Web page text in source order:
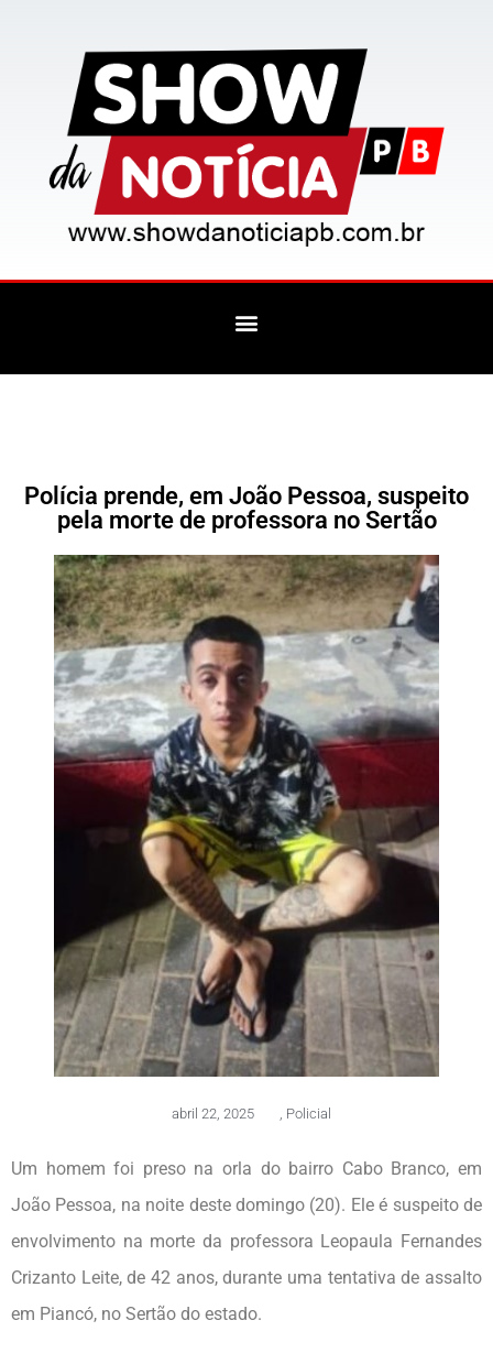
Polícia prende, em João Pessoa, suspeito
pela morte de professora no Sertão
abril 22, 2025 Policial
Um homem foi preso na orla do bairro Cabo Branco, em
João Pessoa, na noite deste domingo (20). Ele é suspeito de
envolvimento na morte da professora Leopaula Fernandes
Crizanto Leite, de 42 anos, durante uma tentativa de assalto
em Piancó, no Sertão do estado.